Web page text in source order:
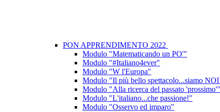
PON APPRENDIMENTO 2022
Modulo "Matematicando un PO'"
Modulo "#Italiano4ever"
Modulo "W l'Europa"
Modulo "Il più bello spettacolo...siamo
Modulo "Alla ricerca del passato 'prossimo'"
Modulo "L'italiano...che passione!"
Modulo "Osservo ed imparo"